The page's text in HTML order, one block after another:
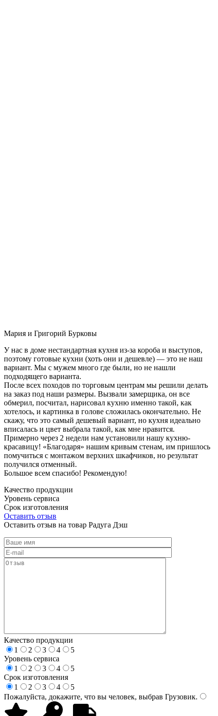
Мария и Григорий Бурковы
У нас в доме нестандартная кухня из-за короба и выступов,
поэтому готовые кухни (хоть они и дешевле) — это не наш
вариант. Мы с мужем много где были, но не нашли
подходящего варианта.
После всех походов по торговым центрам мы решили делать
на заказ под наши размеры. Вызвали замерщика, он все
обмерил, посчитал, нарисовал кухню именно такой, как
хотелось, и картинка в голове сложилась окончательно. Не
скажу, что это самый дешевый вариант, но кухня идеально
вписалась и цвет выбрала такой, как мне нравится.
Примерно через 2 недели нам установили нашу кухню-
красавицу! «Благодаря» нашим кривым стенам, им пришлось
помучиться с монтажом верхних шкафчиков, но результат
получился отменный.
Большое всем спасибо! Рекомендую!
Качество продукции
Уровень сервиса
Срок изготовления
Оставить отзыв
Оставить отзыв на товар Радуга Дэш
Качество продукции
1
2 3 4
5
Уровень сервиса
1
2 3 4
5
Срок изготовления
1
2 3 4
5
Пожалуйста, докажите, что вы человек, выбрав Грузовик.